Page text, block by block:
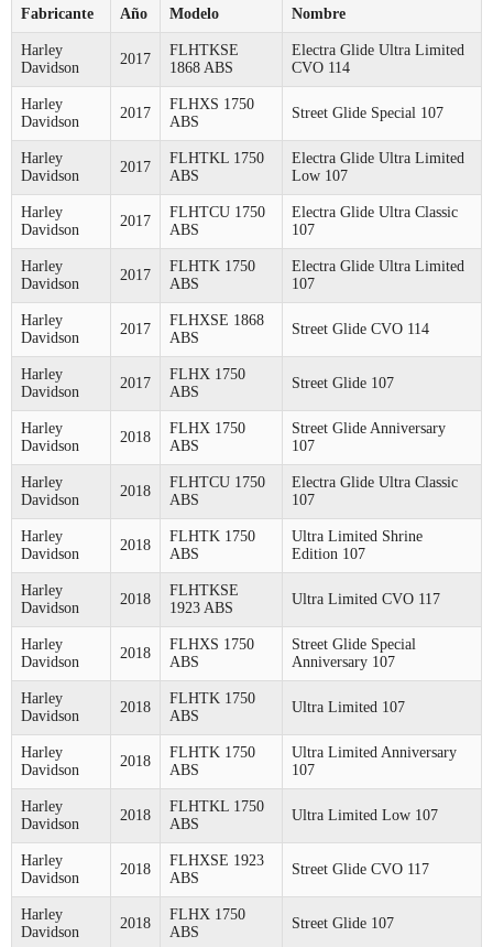
Fabricante Año Modelo Nombre
Harley
Davidson
2017
FLHTKSE
1868 ABS
Electra Glide Ultra Limited
CVO 114
Harley
Davidson
2017
FLHXS 1750
ABS
Street Glide Special 107
Harley
Davidson
2017
FLHTKL 1750
ABS
Electra Glide Ultra Limited
Low 107
Harley
Davidson
2017
FLHTCU 1750
ABS
Electra Glide Ultra Classic
107
Harley
Davidson
2017
FLHTK 1750
ABS
Electra Glide Ultra Limited
107
Harley
Davidson
2017
FLHXSE 1868
ABS
Street Glide CVO 114
Harley
Davidson
2017
FLHX 1750
ABS
Street Glide 107
Harley
Davidson
2018
FLHX 1750
ABS
Street Glide Anniversary
107
Harley
Davidson
2018
FLHTCU 1750
ABS
Electra Glide Ultra Classic
107
Harley
Davidson
2018
FLHTK 1750
ABS
Ultra Limited Shrine
Edition 107
Harley
Davidson
2018
FLHTKSE
1923 ABS
Ultra Limited CVO 117
Harley
Davidson
2018
FLHXS 1750
ABS
Street Glide Special
Anniversary 107
Harley
Davidson
2018
FLHTK 1750
ABS
Ultra Limited 107
Harley
Davidson
2018
FLHTK 1750
ABS
Ultra Limited Anniversary
107
Harley
Davidson
2018
FLHTKL 1750
ABS
Ultra Limited Low 107
Harley
Davidson
2018
FLHXSE 1923
ABS
Street Glide CVO 117
Harley
Davidson
2018
FLHX 1750
ABS
Street Glide 107